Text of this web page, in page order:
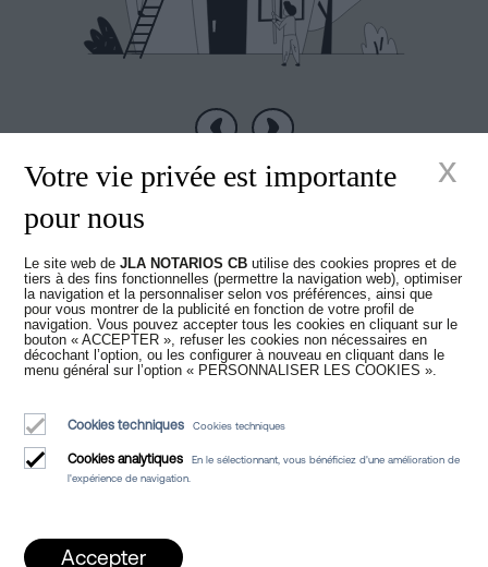
Nouveaux temps
dans la Notariat
Luis Alberto Álvarez Moreno
Votre vie privée est importante
pour nous
Le site web deJLA NOTARIOS CB utilise des cookies propres et de
tiers à des fins fonctionnelles (permettre la navigation web), optimiser
la navigation et la personnaliser selon vos préférences, ainsi que
pour vous montrer de la publicité en fonction de votre profil de
navigation. Vous pouvez accepter tous les cookies en cliquant sur le
bouton « ACCEPTER », refuser les cookies non nécessaires en
décochant l’option, ou les configurer à nouveau en cliquant dans le
menu général sur l’option « PERSONNALISER LES COOKIES ».
Cookies techniques Cookies techniques
Cookies analytiques
En le sélectionnant, vous bénéficiez d'une amélioration de
l'expérience de navigation.
Accepter
x